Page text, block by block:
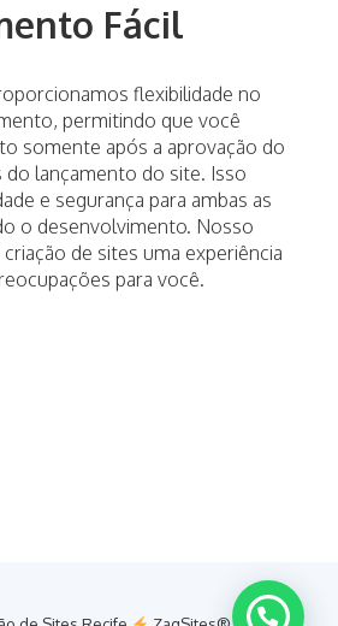
Fácil
flexibilidade no
permitindo que você
somente após a aprovação do
lançamento do site. Isso
e segurança para ambas as
o desenvolvimento. Nosso
de sites uma experiência
para você.